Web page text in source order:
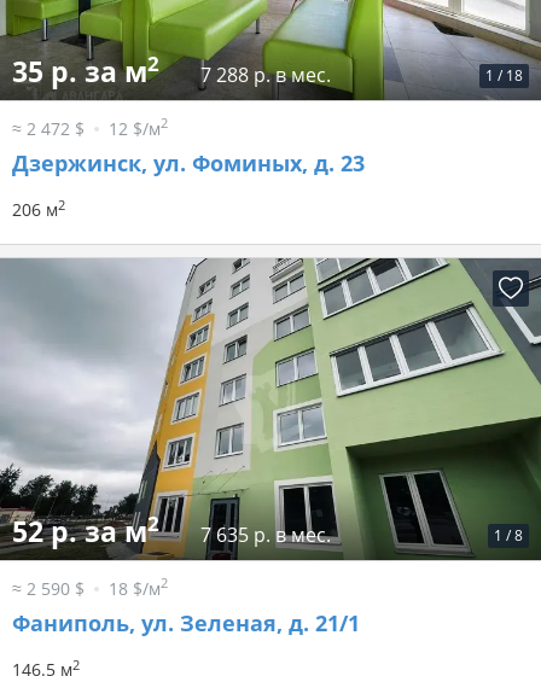
1 / 18
35 р. за м2 7 288 р. в мес.
≈ 2 472 $ 12 $/м2
Дзержинск, ул. Фоминых, д. 23
206 м2
1 /8
52 р. за м2 7 635 р. в мес.
≈ 2 590 $ 18 $/м2
Фаниполь, ул. Зеленая, д. 21/1
146.5 м2